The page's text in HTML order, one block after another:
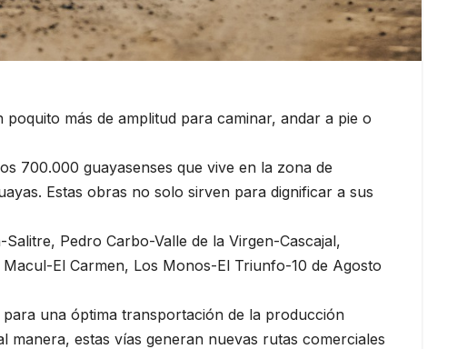
más de amplitud para caminar, andar a pie o
700.000 guayasenses que vive en la zona de
Estas obras no solo sirven para dignificar a sus
Pedro Carbo-Valle de la Virgen-Cascajal,
El Carmen, Los Monos-El Triunfo-10 de Agosto
una óptima transportación de la producción
manera, estas vías generan nuevas rutas comerciales